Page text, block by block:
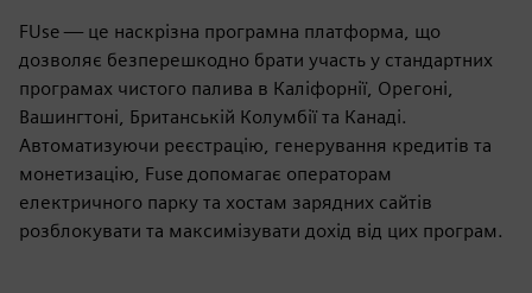
FUse — це наскрізна програмна платформа, що
дозволяє безперешкодно брати участь у стандартних
програмах чистого палива в Каліфорнії, Орегоні,
Вашингтоні, Британській Колумбії та Канаді.
Автоматизуючи реєстрацію, генерування кредитів та
монетизацію, Fuse допомагає операторам
електричного парку та хостам зарядних сайтів
розблокувати та максимізувати дохід від цих програм.